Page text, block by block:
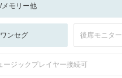
メモリー他
ンセグ 後席モニター
ージックプレイヤー接続可